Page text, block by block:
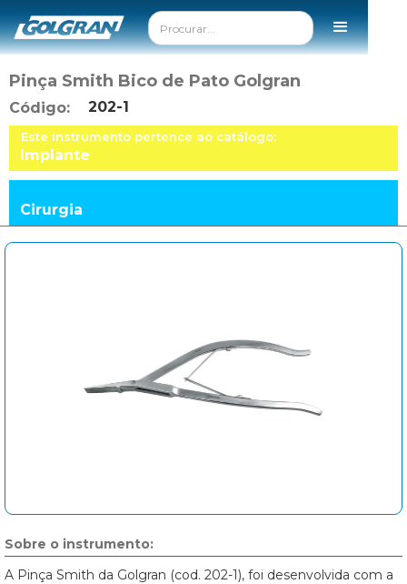
Pinça Smith Bico de Pato Golgran
Código: 202-1
Este instrumento pertence ao catálogo:
Implante
Cirurgia
Sobre o instrumento:
A Pinça Smith da Golgran (cod. 202-1), foi desenvolvida com a